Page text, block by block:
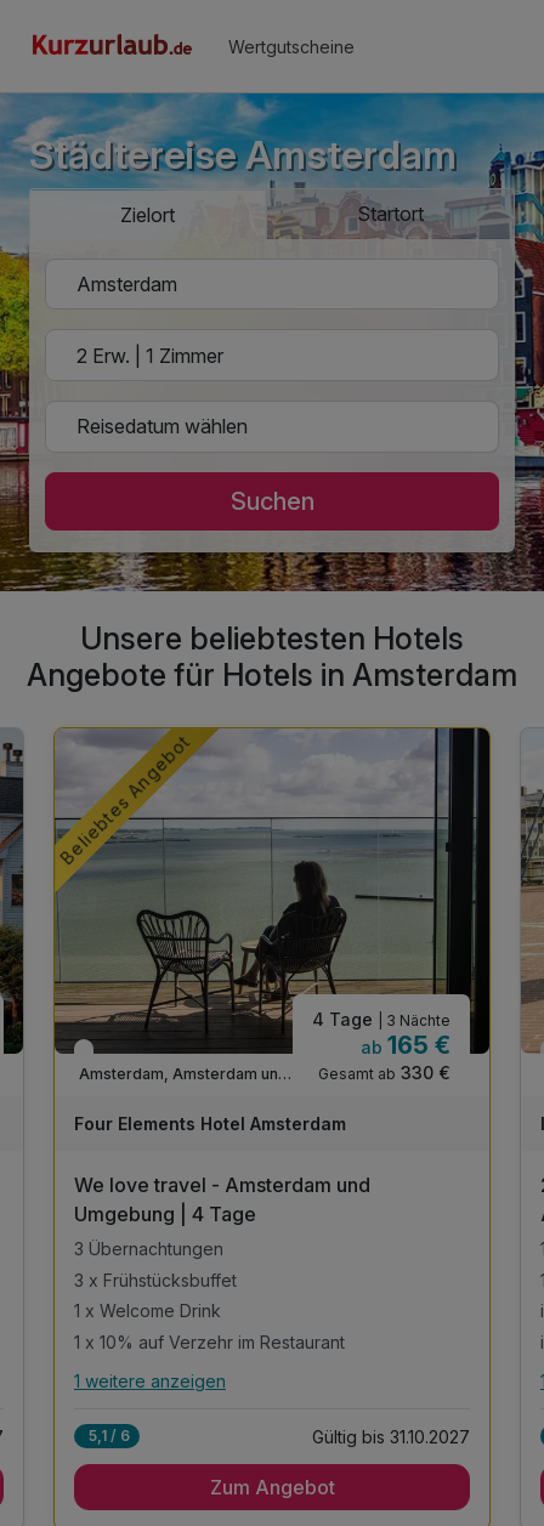
Wertgutscheine
Städtereise Amsterdam
Zielort Startort
Suchen
Unsere beliebtesten Hotels
Angebote für Hotels in Amsterdam
Beliebtes Angebot
WAR
202
Engpass im April
Amsterdam, Amsterdam und Umgebung
4 Tage | 3 Nächte
ab 165 €
Gesamt ab 330 €
Four Elements Hotel Amsterdam
We love travel - Amsterdam und
Umgebung | 4 Tage
3 Übernachtungen
3 x Frühstücksbuffet
1 x Welcome Drink
1 x 10% auf Verzehr im Restaurant
Alle Inklusivleistungen
3 x Frühstücksbuffet
1 weitere anzeigen
5,1 / 6 Gültig bis 31.10.2027
Zum Angebot